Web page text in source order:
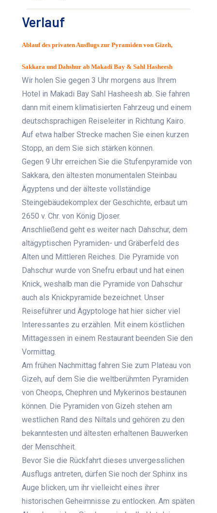
Verlauf
Ablauf des privaten Ausflugs zur Pyramiden von Gizeh,
Sakkara und Dahshur ab Makadi Bay & Sahl Hasheesh
Wir holen Sie gegen 3 Uhr morgens aus Ihrem
Hotel in Makadi Bay Sahl Hasheesh ab. Sie fahren
dann mit einem klimatisierten Fahrzeug und einem
deutschsprachigen Reiseleiter in Richtung Kairo.
Auf etwa halber Strecke machen Sie einen kurzen
Stopp, an dem Sie sich stärken können.
Gegen 9 Uhr erreichen Sie die Stufenpyramide von
Sakkara, den ältesten monumentalen Steinbau
Ägyptens und der älteste vollständige
Steingebäudekomplex der Geschichte, erbaut um
2650 v. Chr. von König Djoser.
Anschließend geht es weiter nach Dahschur, dem
altägyptischen Pyramiden- und Gräberfeld des
Alten und Mittleren Reiches. Die Pyramide von
Dahschur wurde von Snefru erbaut und hat einen
Knick, weshalb man die Pyramide von Dahschur
auch als Knickpyramide bezeichnet. Unser
Reiseführer und Ägyptologe hat hier sicher viel
Interessantes zu erzählen. Mit einem köstlichen
Mittagessen in einem Restaurant beenden Sie den
Vormittag.
Am frühen Nachmittag fahren Sie zum Plateau von
Gizeh, auf dem Sie die weltberühmten Pyramiden
von Cheops, Chephren und Mykerinos bestaunen
können. Die Pyramiden von Gizeh stehen am
westlichen Rand des Niltals und gehören zu den
bekanntesten und ältesten erhaltenen Bauwerken
der Menschheit.
Bevor Sie die Rückfahrt dieses unvergesslichen
Ausflugs antreten, dürfen Sie noch der Sphinx ins
Auge blicken, um ihr vielleicht eines ihrer
historischen Geheimnisse zu entlocken. Am späten